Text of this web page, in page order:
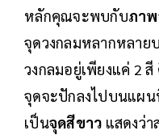
หลักคุณจะพบกับภาพ
จุดวงกลมหลากหลา
วงกลมอยู่เพียงแค่ 2
จุดจะปักลงไปบนแผ
เป็นจุดสีขาว แสดงว่